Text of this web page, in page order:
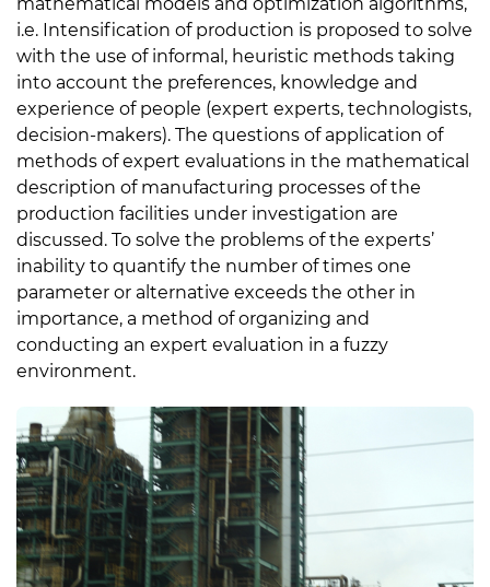
i.e. Intensification of production is proposed to solve
with the use of informal, heuristic methods taking
into account the preferences, knowledge and
experience of people (expert experts, technologists,
decision-makers). The questions of application of
methods of expert evaluations in the mathematical
description of manufacturing processes of the
production facilities under investigation are
discussed. To solve the problems of the experts’
inability to quantify the number of times one
parameter or alternative exceeds the other in
importance, a method of organizing and
conducting an expert evaluation in a fuzzy
environment.